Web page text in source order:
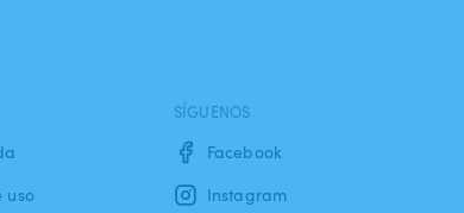
uso
SÍGUENOS
Facebook
Instagram